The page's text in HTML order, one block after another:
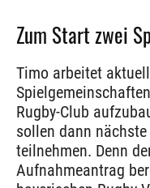
Zum Start zwei
Timo arbeitet
Rugby-Club
sollen dann
teilnehmen. Denn
Aufnahmeantrag